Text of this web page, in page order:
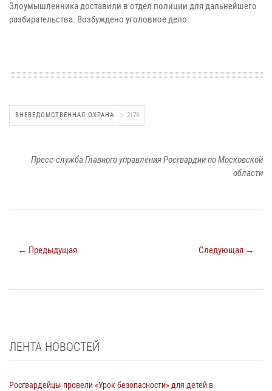
Злоумышленника доставили в отдел полиции для дальнейшего
разбирательства. Возбуждено уголовное дело.
ВНЕВЕДОМСТВЕННАЯ ОХРАНА 2179
Пресс-служба Главного управления Росгвардии по Московской
области
← Предыдущая Следующая →
ЛЕНТА НОВОСТЕЙ
Росгвардейцы провели «Урок безопасности» для детей в